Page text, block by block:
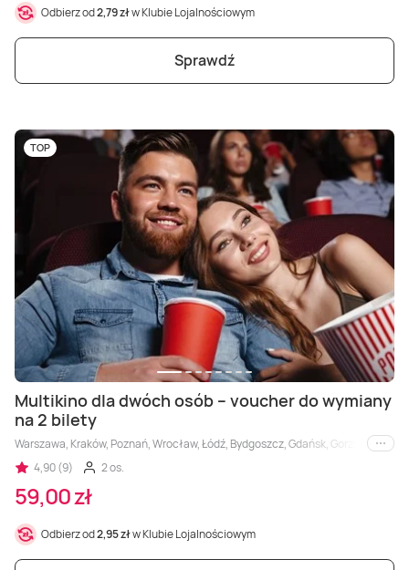
Odbierz od2,79 złw Klubie Lojalnościowym
Sprawdź
TOP
Multikino dla dwóch osób – voucher do wymiany
na 2 bilety
Warszawa, Kraków, Poznań, Wrocław, Łódź, Bydgoszcz, Gdańsk, Gorzów
i inne
4,90 (9)
2 os.
59,00 zł
Odbierz od2,95 złw Klubie Lojalnościowym